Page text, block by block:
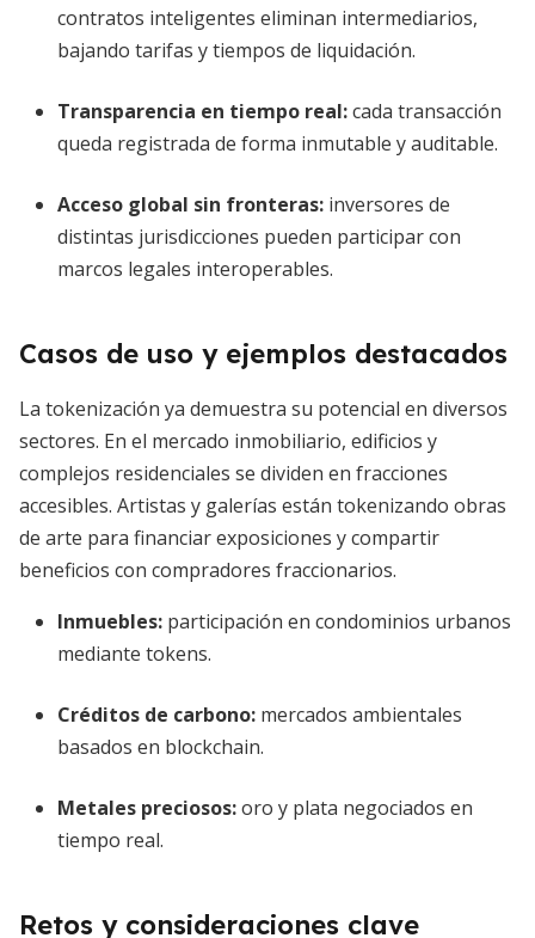
contratos inteligentes eliminan intermediarios,
bajando tarifas y tiempos de liquidación.
Transparencia en tiempo real:cada transacción
queda registrada de forma inmutable y auditable.
Acceso global sin fronteras: inversores de
distintas jurisdicciones pueden participar con
marcos legales interoperables.
Casos de uso y ejemplos destacados
La tokenización ya demuestra su potencial en diversos
sectores. En el mercado inmobiliario, edificios y
complejos residenciales se dividen en fracciones
accesibles. Artistas y galerías están tokenizando obras
de arte para financiar exposiciones y compartir
beneficios con compradores fraccionarios.
Inmuebles: participación en condominios urbanos
mediante tokens.
Créditos de carbono: mercados ambientales
basados en blockchain.
Metales preciosos:oro y plata negociados en
tiempo real.
Retos y consideraciones clave